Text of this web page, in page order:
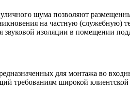
шума позволяют
на частную
изоляции в помещении
для монтажа во
требованиям широкой